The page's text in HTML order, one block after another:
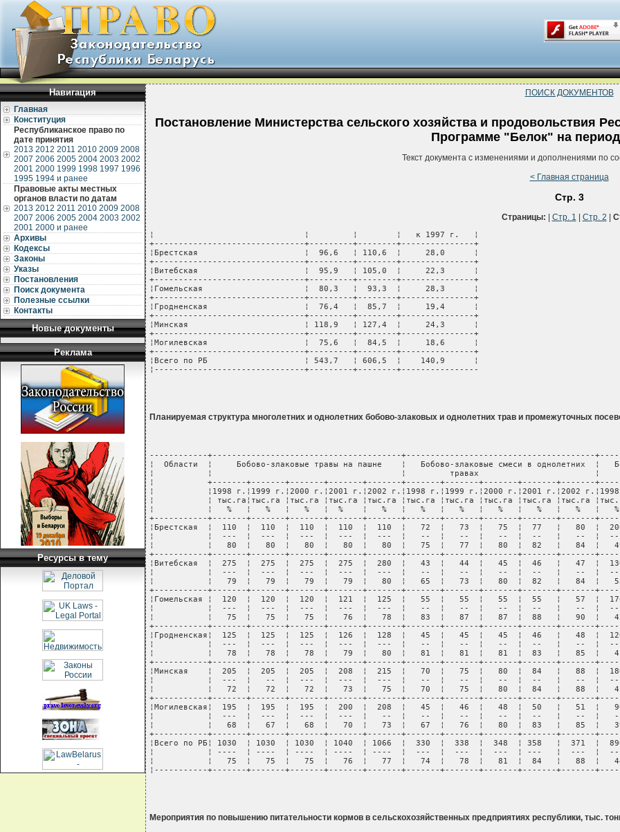
Навигация
Главная
Конституция
Республиканское право по
дате принятия
2013 2012 2011 2010 2009 2008
2007 2006 2005 2004 2003 2002
2001 2000 1999 1998 1997 1996
1995 1994 и ранее
Правовые акты местных
органов власти по датам
2013 2012 2011 2010 2009 2008
2007 2006 2005 2004 2003 2002
2001 2000 и ранее
Архивы
Кодексы
Законы
Указы
Постановления
Поиск документа
Полезные ссылки
Контакты
Новые документы
Реклама
Ресурсы в тему
ПОИСК ДОКУМЕНТОВ
Постановление Министерства сельского хозяйства и продовольствия
Программе "Белок" на
Текст документа с изменениями и дополнениями по
< Главная страница
Стр. 3
Страницы: Стр. 1 Стр. 2
¦                               ¦         ¦        ¦   к 1997 г.   ¦
+-------------------------------+---------+--------+---------------+
¦Брестская                      ¦  96,6   ¦ 110,6  ¦     28,0      ¦
+-------------------------------+---------+--------+---------------+
¦Витебская                      ¦  95,9   ¦ 105,0  ¦     22,3      ¦
+-------------------------------+---------+--------+---------------+
¦Гомельская                     ¦  80,3   ¦  93,3  ¦     28,3      ¦
+-------------------------------+---------+--------+---------------+
¦Гродненская                    ¦  76,4   ¦  85,7  ¦     19,4      ¦
+-------------------------------+---------+--------+---------------+
¦Минская                        ¦ 118,9   ¦ 127,4  ¦     24,3      ¦
+-------------------------------+---------+--------+---------------+
¦Могилевская                    ¦  75,6   ¦  84,5  ¦     18,6      ¦
+-------------------------------+---------+--------+---------------+
¦Всего по РБ                    ¦ 543,7   ¦ 606,5  ¦    140,9      ¦
¦-------------------------------+---------+--------+----------------
Планируемая структура многолетних и однолетних бобово-злаковых и однолетних трав и промежуточных
------------+---------------------------------------+---------------------------------------
¦  Области  ¦     Бобово-злаковые травы на пашне    ¦   Бобово-злаковые смеси в однолетних
¦           ¦                                       ¦         травах                        ¦
¦           +-------+-------+-------+-------+-------+-------+-------+-------+-------+-------
¦           ¦1998 г.¦1999 г.¦2000 г.¦2001 г.¦2002 г.¦1998 г.¦1999 г.¦2000 г.¦2001 г.¦2002
¦           ¦ тыс.га¦тыс.га ¦тыс.га ¦тыс.га ¦тыс.га ¦тыс.га ¦тыс.га ¦тыс.га ¦тыс.га ¦тыс.га
¦           ¦   %   ¦   %   ¦   %   ¦  %    ¦   %   ¦   %   ¦   %   ¦   %   ¦   %   ¦   %   ¦
+-----------+-------+-------+-------+-------+-------+-------+-------+-------+-------+-------
¦Брестская  ¦  110  ¦  110  ¦  110  ¦  110  ¦  110  ¦   72  ¦   73  ¦   75  ¦  77   ¦   80  ¦
¦           ¦  ---  ¦  ---  ¦  ---  ¦  ---  ¦  ---  ¦   --  ¦   --  ¦   --  ¦  --   ¦   --  ¦
¦           ¦   80  ¦   80  ¦   80  ¦   80  ¦   80  ¦   75  ¦   77  ¦   80  ¦  82   ¦   84  ¦
+-----------+-------+-------+-------+-------+-------+-------+-------+-------+-------+-------
¦Витебская  ¦  275  ¦  275  ¦  275  ¦  275  ¦  280  ¦   43  ¦   44  ¦   45  ¦  46   ¦   47  ¦
¦           ¦  ---  ¦  ---  ¦  ---  ¦  ---  ¦  ---  ¦   --  ¦   --  ¦   --  ¦  --   ¦   --  ¦
¦           ¦   79  ¦   79  ¦   79  ¦   79  ¦   80  ¦   65  ¦   73  ¦   80  ¦  82   ¦   84  ¦
+-----------+-------+-------+-------+-------+-------+-------+-------+-------+-------+-------
¦Гомельская ¦  120  ¦  120  ¦  120  ¦  121  ¦  125  ¦   55  ¦   55  ¦   55  ¦  55   ¦   57
¦           ¦  ---  ¦  ---  ¦  ---  ¦  ---  ¦  ---  ¦   --  ¦   --  ¦   --  ¦  --   ¦   --  ¦
¦           ¦   75  ¦   75  ¦   75  ¦   76  ¦   78  ¦   83  ¦   87  ¦   87  ¦  88   ¦   90  ¦
+-----------+-------+-------+-------+-------+-------+-------+-------+-------+-------+-------
¦Гродненская¦  125  ¦  125  ¦  125  ¦  126  ¦  128  ¦   45  ¦   45  ¦   45  ¦  46   ¦   48
¦           ¦  ---  ¦  ---  ¦  ---  ¦  ---  ¦  ---  ¦   --  ¦   --  ¦   --  ¦  --   ¦   --  ¦
¦           ¦   78  ¦   78  ¦   78  ¦   79  ¦   80  ¦   81  ¦   81  ¦   81  ¦  83   ¦   85  ¦
+-----------+-------+-------+-------+-------+-------+-------+-------+-------+-------+-------
¦Минская    ¦  205  ¦  205  ¦  205  ¦  208  ¦  215  ¦   70  ¦   75  ¦   80  ¦  84   ¦   88  ¦
¦           ¦  ---  ¦   --  ¦  ---  ¦  ---  ¦  ---  ¦   --  ¦   --  ¦   --  ¦  --   ¦   --  ¦
¦           ¦   72  ¦   72  ¦   72  ¦   73  ¦   75  ¦   70  ¦   75  ¦   80  ¦  84   ¦   88  ¦
+-----------+-------+-------+-------+-------+-------+-------+-------+-------+-------+-------
¦Могилевская¦  195  ¦  195  ¦  195  ¦  200  ¦  208  ¦   45  ¦   46  ¦   48  ¦  50   ¦   51
¦           ¦  ---  ¦  ---  ¦  ---  ¦  ---  ¦   --  ¦   --  ¦   --  ¦   --  ¦  --   ¦   --  ¦
¦           ¦   68  ¦   67  ¦   68  ¦   70  ¦   73  ¦   67  ¦   76  ¦   80  ¦  83   ¦   85  ¦
+-----------+-------+-------+-------+-------+-------+-------+-------+-------+-------+-------
¦Всего по РБ¦ 1030  ¦ 1030  ¦ 1030  ¦ 1040  ¦ 1066  ¦  330  ¦  338  ¦  348  ¦ 358   ¦  371
¦           ¦ ----  ¦ ----  ¦ ----  ¦ ----  ¦ ----  ¦  ---  ¦  ---  ¦  ---  ¦ ---   ¦  ---  ¦
¦           ¦   75  ¦   75  ¦   75  ¦   76  ¦   77  ¦   74  ¦   78  ¦   81  ¦  84   ¦   88  ¦
¦-----------+-------+-------+-------+-------+-------+-------+-------+-------+-------+-------
Мероприятия по повышению питательности кормов в сельскохозяйственных предприятиях республики, тыс.